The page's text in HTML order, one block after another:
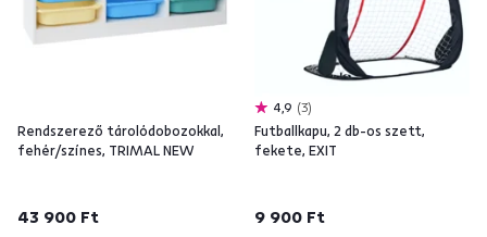
Rendszerező tárolódobozokkal,
fehér/színes, TRIMAL NEW
43 900 Ft
4,9 3
Futballkapu, 2 db-os szett,
fekete, EXIT
9 900 Ft